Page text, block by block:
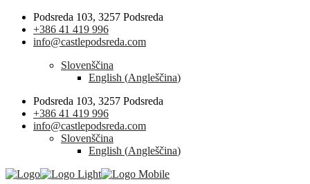
Podsreda 103, 3257 Podsreda
+386 41 419 996
info@castlepodsreda.com
Slovenščina
English (Angleščina)
Podsreda 103, 3257 Podsreda
+386 41 419 996
info@castlepodsreda.com
Slovenščina
English (Angleščina)